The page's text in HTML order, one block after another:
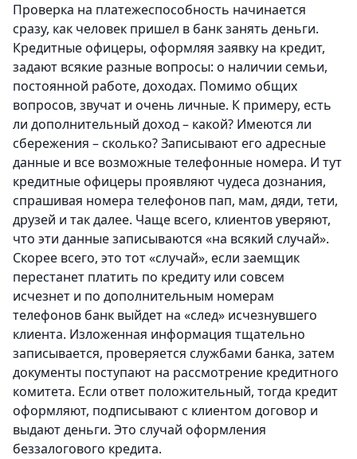
Проверка на платежеспособность начинается
сразу, как человек пришел в банк занять деньги.
Кредитные офицеры, оформляя заявку на кредит,
задают всякие разные вопросы: о наличии семьи,
постоянной работе, доходах. Помимо общих
вопросов, звучат и очень личные. К примеру, есть
ли дополнительный доход – какой? Имеются ли
сбережения – сколько? Записывают его адресные
данные и все возможные телефонные номера. И тут
кредитные офицеры проявляют чудеса дознания,
спрашивая номера телефонов пап, мам, дяди, тети,
друзей и так далее. Чаще всего, клиентов уверяют,
что эти данные записываются «на всякий случай».
Скорее всего, это тот «случай», если заемщик
перестанет платить по кредиту или совсем
исчезнет и по дополнительным номерам
телефонов банк выйдет на «след» исчезнувшего
клиента. Изложенная информация тщательно
записывается, проверяется службами банка, затем
документы поступают на рассмотрение кредитного
комитета. Если ответ положительный, тогда кредит
оформляют, подписывают с клиентом договор и
выдают деньги. Это случай оформления
беззалогового кредита.